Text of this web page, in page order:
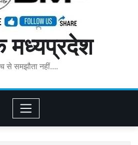
मध्यप्रदेश
से समझौता नहीं….